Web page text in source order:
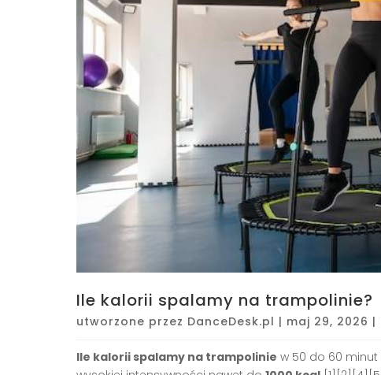
Ile kalorii spalamy na trampolinie?
utworzone przez DanceDesk.pl | maj 29, 2026 |
Ile kalorii spalamy na trampolinie w 50 do 60 minut